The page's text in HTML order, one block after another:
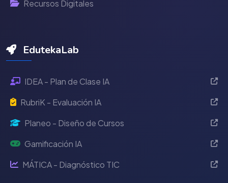
Recursos Digitales
EdutekaLab
IDEA - Plan de Clase IA
RubriK - Evaluación IA
Planeo - Diseño de Cursos
Gamificación IA
MÁTICA - Diagnóstico TIC